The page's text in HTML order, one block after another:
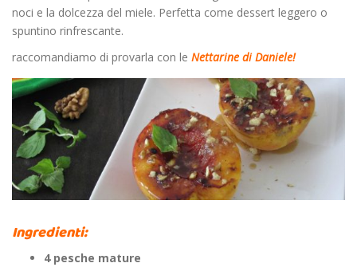
noci e la dolcezza del miele. Perfetta come dessert leggero o
spuntino rinfrescante.
raccomandiamo di provarla con le Nettarine di Daniele!
Ingredienti:
4 pesche mature